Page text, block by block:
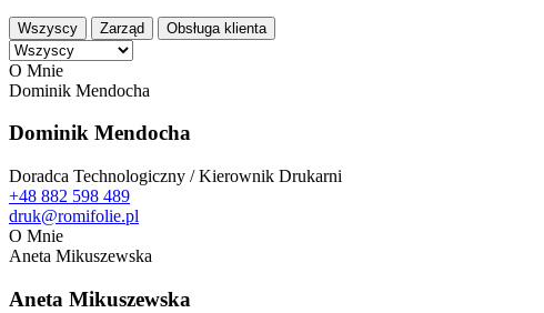
Wszyscy Zarząd Obsługa klienta
O Mnie
Dominik Mendocha
Dominik Mendocha
Doradca Technologiczny / Kierownik Drukarni
+48 882 598 489
druk@romifolie.pl
O Mnie
Aneta Mikuszewska
Aneta Mikuszewska